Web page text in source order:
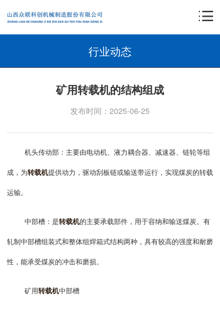
行业动态
矿用转载机的结构组成
发布时间：2025-06-25
机头传动部 ：主要由电动机、液力耦合器、减速器、链轮等组
成，为转载机提供动力，驱动刮板链或输送带运行，实现煤炭的转载
运输。
中部槽 ：是转载机的主要承载部件，用于容纳和输送煤炭。有
轧制中部槽组装式和整体组焊箱式结构两种，具有较高的强度和耐磨
性，能承受煤炭的冲击和磨损。
矿用转载机中部槽